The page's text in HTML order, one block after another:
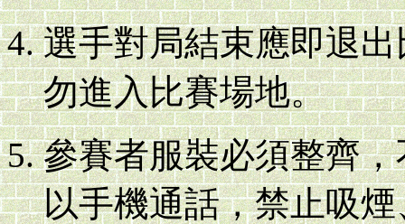
選手對局結束應即退
勿進入比賽場地。
參賽者服裝必須整齊
以手機通話，禁止吸